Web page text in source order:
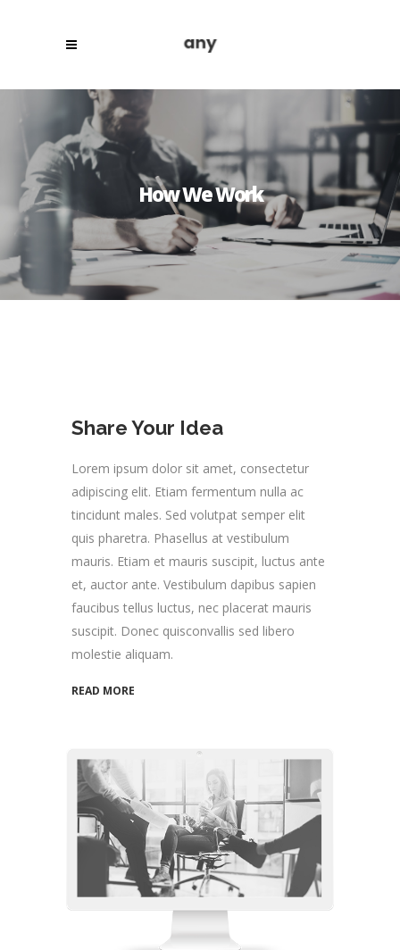
How We Work
Share Your Idea
Lorem ipsum dolor sit amet, consectetur
adipiscing elit. Etiam fermentum nulla ac
tincidunt males. Sed volutpat semper elit
quis pharetra. Phasellus at vestibulum
mauris. Etiam et mauris suscipit, luctus ante
et, auctor ante. Vestibulum dapibus sapien
faucibus tellus luctus, nec placerat mauris
suscipit. Donec quisconvallis sed libero
molestie aliquam.
READ MORE